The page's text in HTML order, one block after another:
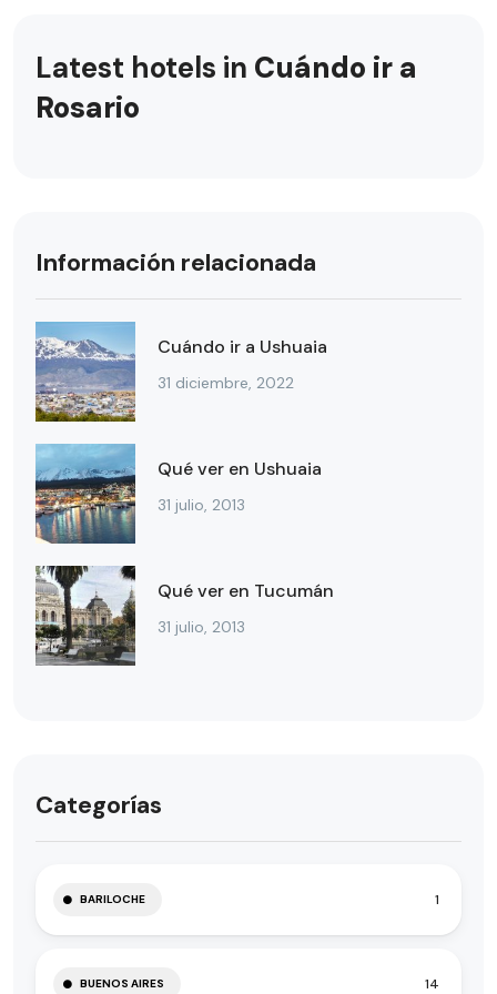
Latest hotels in Cuándo ir a
Rosario
Información relacionada
Cuándo ir a Ushuaia
31 diciembre, 2022
Qué ver en Ushuaia
31 julio, 2013
Qué ver en Tucumán
31 julio, 2013
Categorías
BARILOCHE 1
BUENOS AIRES 14